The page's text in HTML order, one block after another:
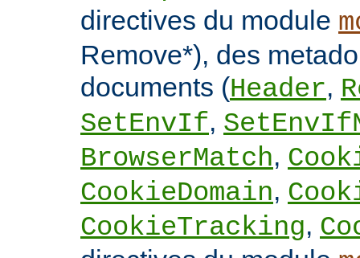
directives du module
Remove*), des
documents (Header,
SetEnvIf,
BrowserMatch,
CookieDomain,
CookieTracking,